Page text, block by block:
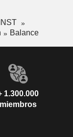
Balance
1.300.000
miembros